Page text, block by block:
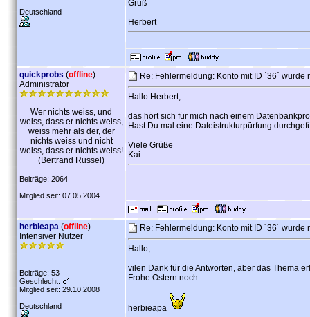
Deutschland
Gruß
Herbert
quickprobs (offline)
Administrator
Wer nichts weiss, und
weiss, dass er nichts weiss,
weiss mehr als der, der
nichts weiss und nicht
weiss, dass er nichts weiss!
(Bertrand Russel)
Beiträge: 2064
Mitglied seit: 07.05.2004
Re: Fehlermeldung: Konto mit ID ´36´
Hallo Herbert,
das hört sich für mich nach einem
Hast Du mal eine Dateistrukturpürfung
Viele Grüße
Kai
herbieapa (offline)
Intensiver Nutzer
Beiträge: 53
Geschlecht:
Mitglied seit: 29.10.2008
Deutschland
Re: Fehlermeldung: Konto mit ID ´36´
Hallo,
vilen Dank für die Antworten, aber das Thema
Frohe Ostern noch.
herbieapa